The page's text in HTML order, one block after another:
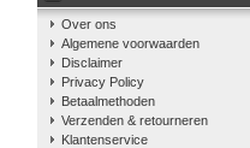
Over ons
Algemene voorwaarden
Disclaimer
Privacy Policy
Betaalmethoden
Verzenden & retourneren
Klantenservice